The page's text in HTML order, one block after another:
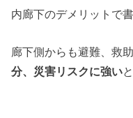
内廊下のデメリットで
廊下側からも避難、救
分、災害リスクに強い